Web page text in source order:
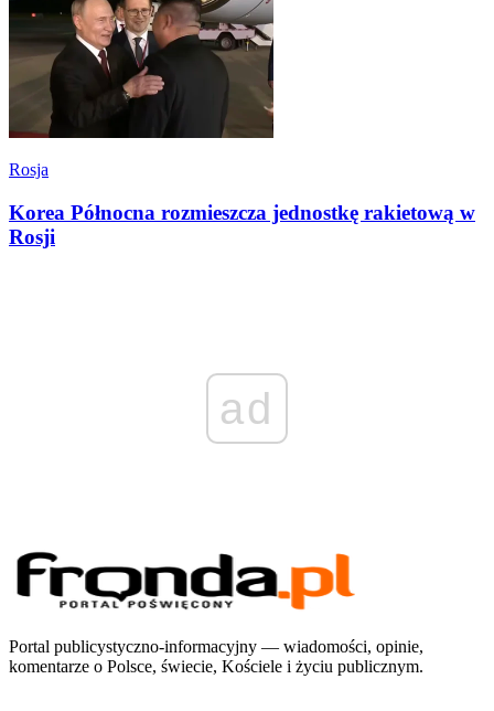
Rosja
Korea Północna rozmieszcza jednostkę rakietową w
Rosji
ad
Portal publicystyczno-informacyjny — wiadomości, opinie,
komentarze o Polsce, świecie, Kościele i życiu publicznym.